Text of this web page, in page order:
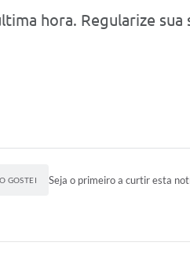
hora. Regularize sua
GOSTEI Seja o primeiro a curtir esta